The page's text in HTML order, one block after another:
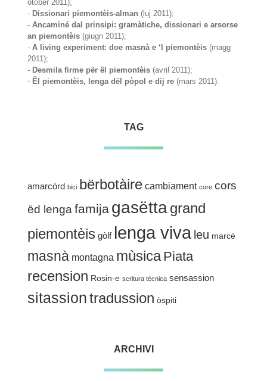
otober 2011);
- Dissionari piemontèis-alman (luj 2011);
-Ancaminé dal prinsipi: gramàtiche, dissionari e arsorse
an piemontèis (giugn 2011);
-A living experiment: doe masnà e ‘l piemontèis (magg
2011);
- Desmila firme për ël piemontèis (avril 2011);
- Ël piemontèis, lenga dël pòpol e dij re (mars 2011).
TAG
amarcòrd bici bërbotàire cambiament core cors
ëd lenga famija gasëttagrand
piemontèis gòlf lenga viva leu marcé
masnà montagna mùsicaPiata
recension Rosin-e scritura técnica sensassion
sitassion tradussion òspiti
ARCHIVI